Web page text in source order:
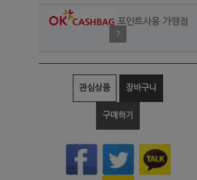
포인트사용 가맹점
?
관심상품 장바구니
구매하기